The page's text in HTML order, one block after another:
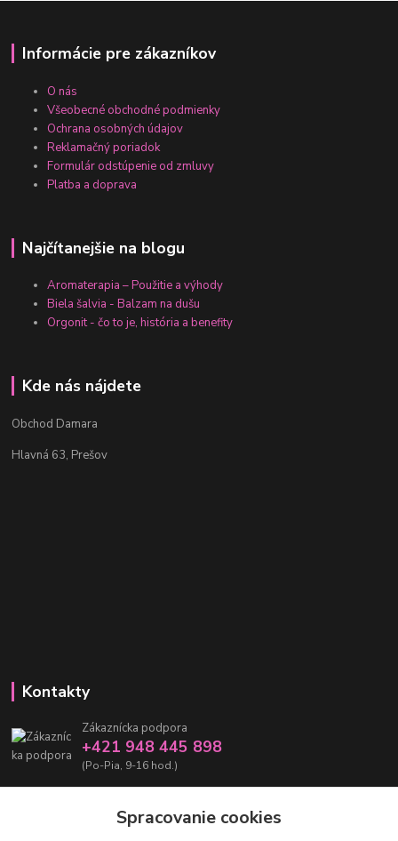
Informácie pre zákazníkov
O nás
Všeobecné obchodné podmienky
Ochrana osobných údajov
Reklamačný poriadok
Formulár odstúpenie od zmluvy
Platba a doprava
Najčítanejšie na blogu
Aromaterapia – Použitie a výhody
Biela šalvia - Balzam na dušu
Orgonit - čo to je, história a benefity
Kde nás nájdete
Obchod Damara
Hlavná 63, Prešov
Kontakty
Zákaznícka podpora
+421 948 445 898
(Po-Pia, 9-16 hod.)
Spracovanie cookies